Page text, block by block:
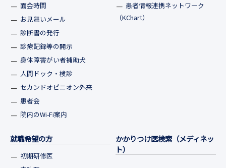
面会時間
お見舞いメール
診断書の発行
診療記録等の開示
身体障害がい者補助犬
人間ドック・検診
セカンドオピニオン外来
患者会
院内のWi-Fi案内
患者情報連携ネットワーク
（KChart）
就職希望の方
初期研修医
かかりつけ医検索（メディネッ
ト）